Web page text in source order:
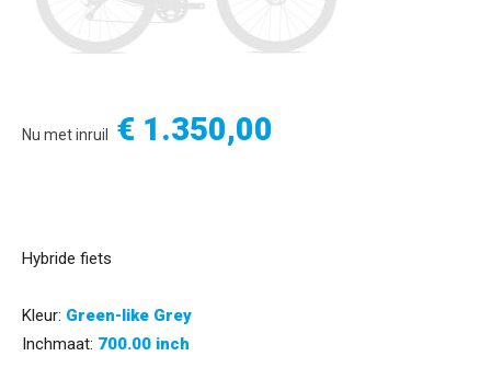
Nu met inruil € 1.350,00
Hybride fiets
Kleur: Green-like Grey
Inchmaat: 700.00 inch